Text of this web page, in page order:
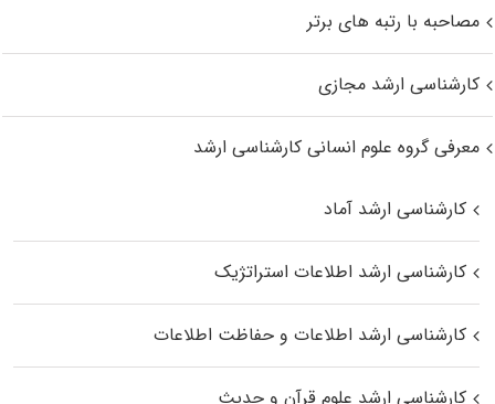
مصاحبه با رتبه های برتر
کارشناسی ارشد مجازی
معرفی گروه علوم انسانی کارشناسی ارشد
کارشناسی ارشد آماد
کارشناسی ارشد اطلاعات استراتژیک
کارشناسی ارشد اطلاعات و حفاظت اطلاعات
کارشناسی ارشد علوم قرآن و حدیث